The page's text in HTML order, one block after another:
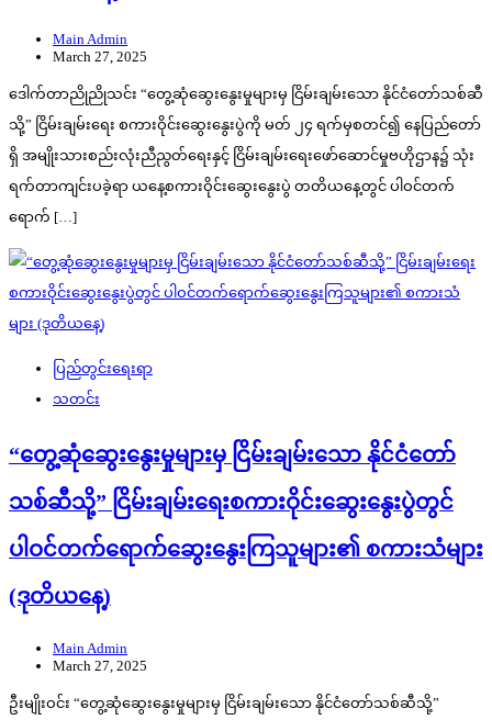
Main Admin
March 27, 2025
ဒေါက်တာညိုညိုသင်း “တွေ့ဆုံဆွေးနွေးမှုများမှ ငြိမ်းချမ်းသော နိုင်ငံတော်သစ်ဆီ
သို့” ငြိမ်းချမ်းရေး စကားဝိုင်းဆွေးနွေးပွဲကို မတ် ၂၄ ရက်မှစတင်၍ နေပြည်တော်
ရှိ အမျိုးသားစည်းလုံးညီညွတ်ရေးနှင့် ငြိမ်းချမ်းရေးဖော်ဆောင်မှုဗဟိုဌာန၌ သုံး
ရက်တာကျင်းပခဲ့ရာ ယနေ့စကားဝိုင်းဆွေးနွေးပွဲ တတိယနေ့တွင် ပါဝင်တက်
ရောက် […]
ပြည်တွင်းရေးရာ
သတင်း
“တွေ့ဆုံဆွေးနွေးမှုများမှ ငြိမ်းချမ်းသော နိုင်ငံတော်
သစ်ဆီသို့” ငြိမ်းချမ်းရေးစကားဝိုင်းဆွေးနွေးပွဲတွင်
ပါဝင်တက်ရောက်ဆွေးနွေးကြသူများ၏ စကားသံများ
(ဒုတိယနေ့)
Main Admin
March 27, 2025
ဦးမျိုးဝင်း “တွေ့ဆုံဆွေးနွေးမှုများမှ ငြိမ်းချမ်းသော နိုင်ငံတော်သစ်ဆီသို့”